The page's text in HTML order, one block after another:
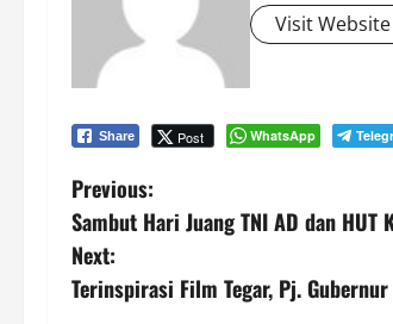
Visit Website
Share Post WhatsApp
P
o
s
Previous:
Sambut Hari Juang TNI AD dan
Next:
Terinspirasi Film Tegar, Pj.